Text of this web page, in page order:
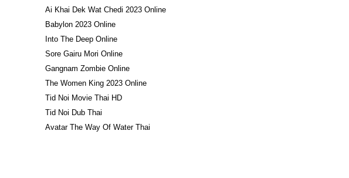
Ai Khai Dek Wat Chedi 2023 Online
Babylon 2023 Online
Into The Deep Online
Sore Gairu Mori Online
Gangnam Zombie Online
The Women King 2023 Online
Tid Noi Movie Thai HD
Tid Noi Dub Thai
Avatar The Way Of Water Thai